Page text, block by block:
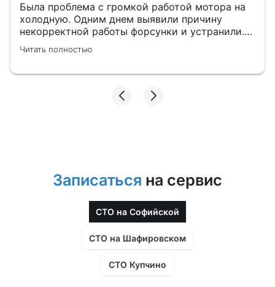
Была проблема с громкой работой мотора на
холодную. Одним днем выявили причину
некорректной работы форсунки и устранили.
👍
Читать полностью
Записаться на сервис
СТО на Софийской
СТО на Шафировском
СТО Купчино